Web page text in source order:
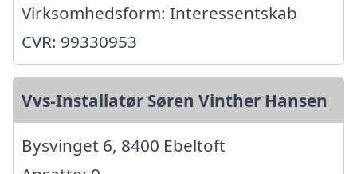
Virksomhedsform: Interessentskab
CVR: 99330953
Vvs-Installatør Søren Vinther Hansen
Bysvinget 6, 8400 Ebeltoft